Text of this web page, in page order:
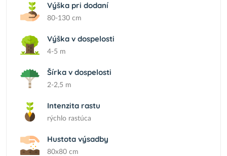
Výška pri dodaní
80-130 cm
Výška v dospelosti
4-5 m
Šírka v dospelosti
2-2,5 m
Intenzita rastu
rýchlo rastúca
Hustota výsadby
80x80 cm